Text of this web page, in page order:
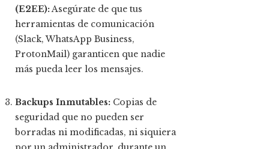
(E2EE):Asegúrate de que tus
herramientas de comunicación
(Slack, WhatsApp Business,
ProtonMail) garanticen que nadie
más pueda leer los mensajes.
Backups Inmutables: Copias de
seguridad que no pueden ser
borradas ni modificadas, ni siquiera